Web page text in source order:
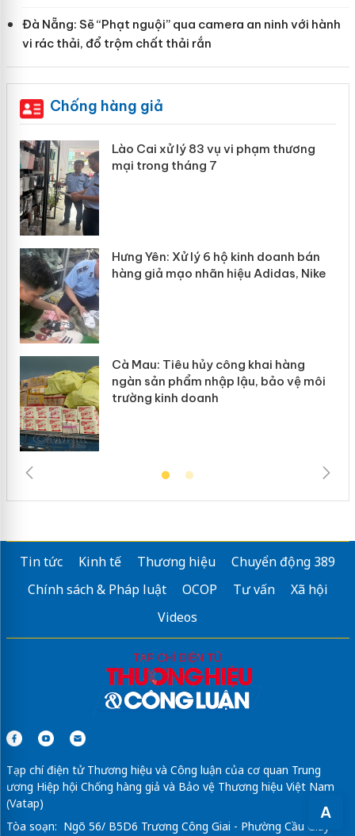
A
Đà Nẵng: Sẽ “Phạt nguội” qua camera an ninh với hành
vi rác thải, đổ trộm chất thải rắn
Chống hàng giả
Lào Cai xử lý 83 vụ vi phạm thương
mại trong tháng 7
Hưng Yên: Xử lý 6 hộ kinh doanh bán
hàng giả mạo nhãn hiệu Adidas, Nike
Cà Mau: Tiêu hủy công khai hàng
ngàn sản phẩm nhập lậu, bảo vệ môi
trường kinh doanh
Tin tức Kinh tế Thương hiệu
Chuyển động 389
Chính sách & Pháp luật
OCOP Tư vấn
Xã hội
Videos
Tạp chí điện tử Thương hiệu và Công luận của cơ quan Trung
ương Hiệp hội Chống hàng giả và Bảo vệ Thương hiệu Việt Nam
(Vatap)
Tòa soạn: Ngõ 56/ B5D6 Trương Công Giai - Phường Cầu Giấy -